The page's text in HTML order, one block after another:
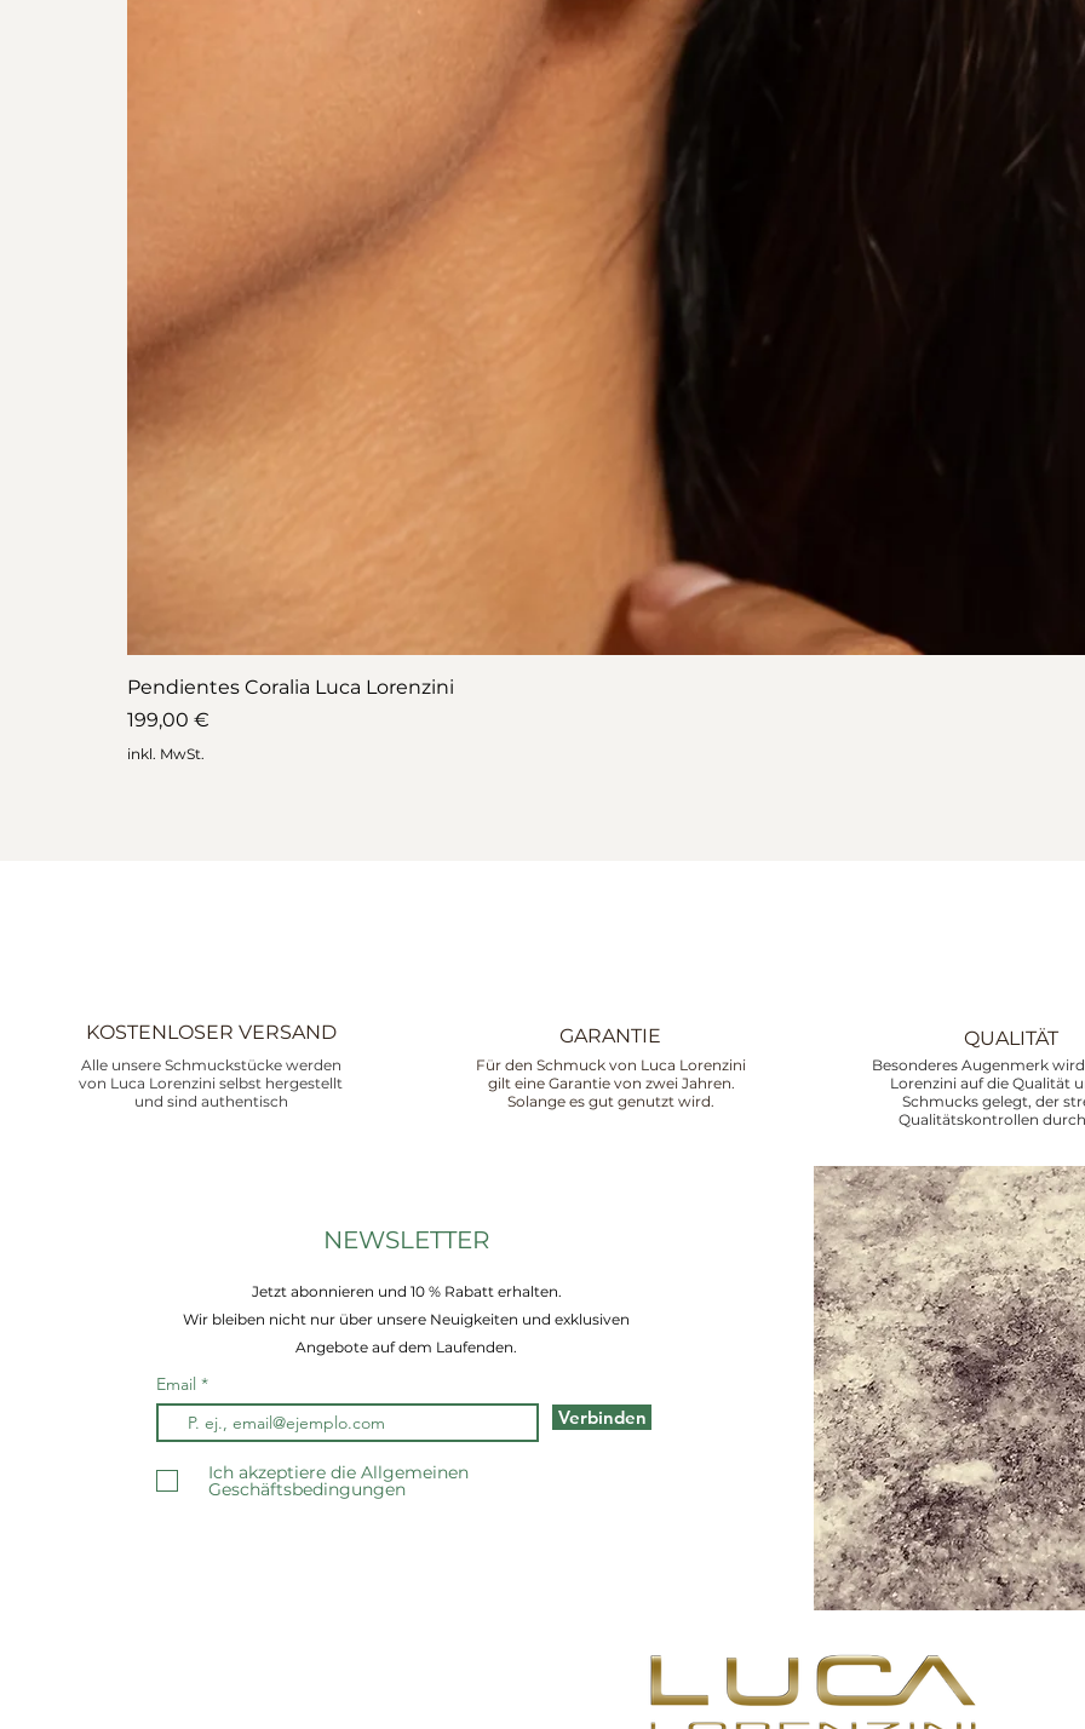
Pendientes Coralia Luca Lorenzini
Preis
199,00 €
inkl. MwSt.
KOSTENLOSER VERSAND
Alle unsere Schmuckstücke werden
von Luca Lorenzini selbst hergestellt
und sind authentisch
GARANTIE
Für den Schmuck von Luca Lorenzini
gilt eine Garantie von zwei Jahren.
Solange es gut genutzt wird.
QUALITÄT
Besonderes Augenmerk
Lorenzini auf die Qualität
Schmucks gelegt, der
Qualitätskontrollen
NEWSLETTER
Jetzt abonnieren und 10 % Rabatt erhalten.
Wir bleiben nicht nur über unsere Neuigkeiten und exklusiven
Angebote auf dem Laufenden.
Email
Verbinden
Ich akzeptiere die Allgemeinen
Geschäftsbedingungen